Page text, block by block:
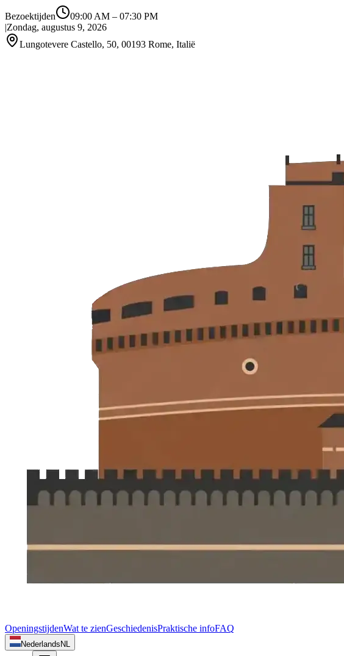
Bezoektijden 09:00 AM – 07:30 PM
|Zondag, augustus 9, 2026
Lungotevere Castello, 50, 00193 Rome, Italië
OpeningstijdenWat te zienGeschiedenisPraktische infoFAQ
Nederlands NL